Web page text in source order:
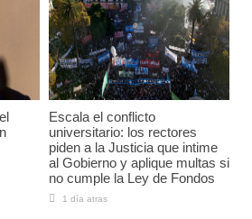
Escala el conflicto
universitario: los rectores
piden a la Justicia que intime
al Gobierno y aplique multas si
no cumple la Ley de Fondos
1 día atras